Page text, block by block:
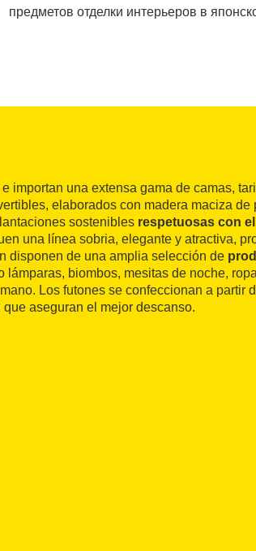
предметов отделки интерьеров в
importan una extensa gama de camas,
elaborados con madera maciza de
sostenibles respetuosas con
una línea sobria, elegante y atractiva,
disponen de una amplia selección de
lámparas, biombos, mesitas de noche,
Los futones se confeccionan a partir
que aseguran el mejor descanso.